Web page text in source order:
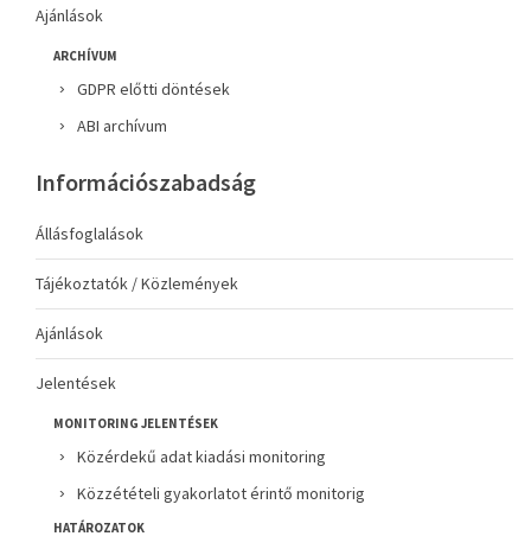
Ajánlások
ARCHÍVUM
GDPR előtti döntések
ABI archívum
Információszabadság
Állásfoglalások
Tájékoztatók / Közlemények
Ajánlások
Jelentések
MONITORING JELENTÉSEK
Közérdekű adat kiadási monitoring
Közzétételi gyakorlatot érintő monitorig
HATÁROZATOK